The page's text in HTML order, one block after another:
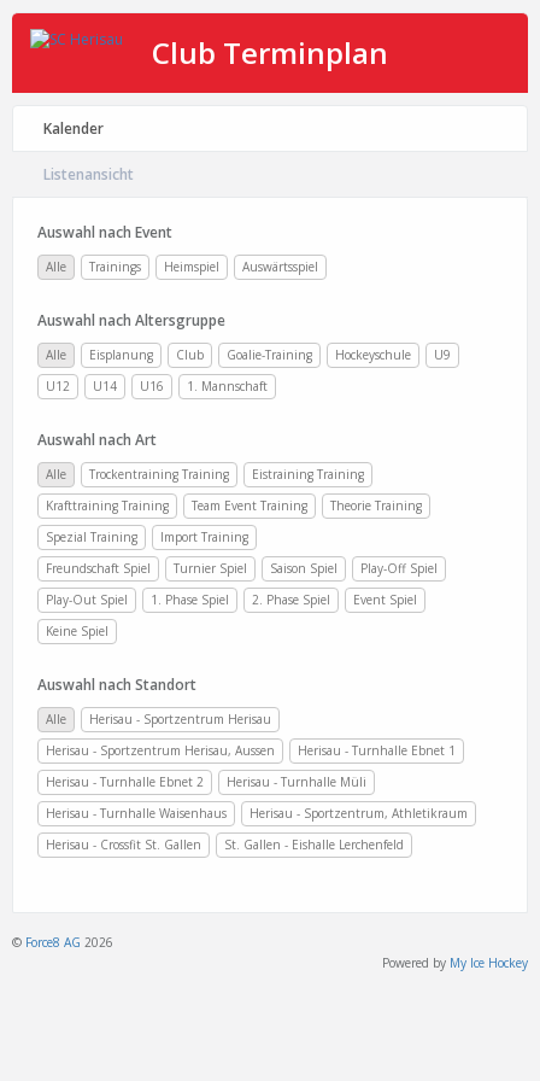
Club Terminplan
Kalender
Listenansicht
Auswahl nach Event
Alle Trainings Heimspiel Auswärtsspiel
Auswahl nach Altersgruppe
Alle Eisplanung Club Goalie-Training Hockeyschule
U9
U12
U14 U16 1. Mannschaft
Auswahl nach Art
Alle Trockentraining Training
Eistraining Training
Krafttraining Training
Team Event Training
Theorie Training
Spezial Training
Import Training
Freundschaft Spiel
Turnier Spiel Saison Spiel
Play-Off Spiel
Play-Out Spiel
1. Phase Spiel 2. Phase Spiel
Event Spiel
Keine Spiel
Auswahl nach Standort
Alle
Herisau - Sportzentrum Herisau
Herisau - Sportzentrum Herisau, Aussen
Herisau - Turnhalle Ebnet 1
Herisau - Turnhalle Ebnet 2
Herisau - Turnhalle Müli
Herisau - Turnhalle Waisenhaus
Herisau - Sportzentrum, Athletikraum
Herisau - Crossfit St. Gallen
St. Gallen - Eishalle Lerchenfeld
© Force8 AG 2026
Powered by My Ice Hockey